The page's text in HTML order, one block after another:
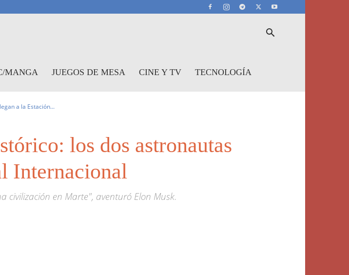
MANGA JUEGOS DE MESA CINE Y TV TECNOLOGÍA
a la Estación...
los dos astronautas
Internacional
civilización en Marte", aventuró Elon Musk.